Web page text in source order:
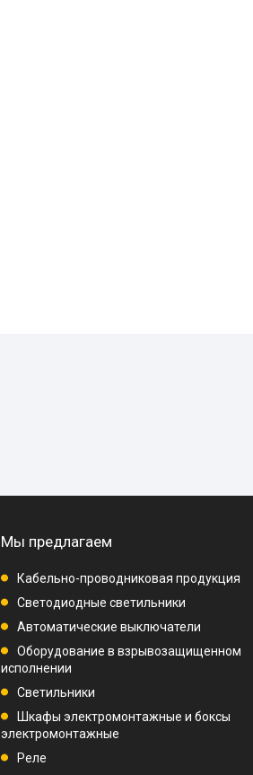
Мы предлагаем
Кабельно-проводниковая продукция
Светодиодные светильники
Автоматические выключатели
Оборудование в взрывозащищенном
исполнении
Светильники
Шкафы электромонтажные и боксы
электромонтажные
Реле